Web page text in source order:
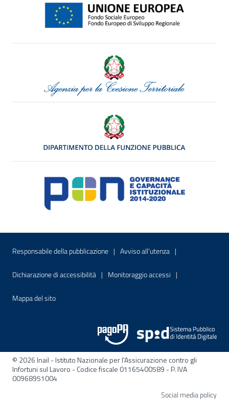
Menu di servizio
Responsabile della pubblicazione Sito interno - Apre in una nuova
Avviso all’utenza Sito interno -
Dichiarazione di accessibilità Sito interno - Apre in una nuova finestra
Monitoraggio accessi Sito interno -
Mappa del sitoSito interno - Apre nella stessa finestra
© 2026 Inail - Istituto Nazionale per l'Assicurazione contro gli
Infortuni sul Lavoro - Codice fiscale 01165400589 - P. IVA
00968951004
Social media policy